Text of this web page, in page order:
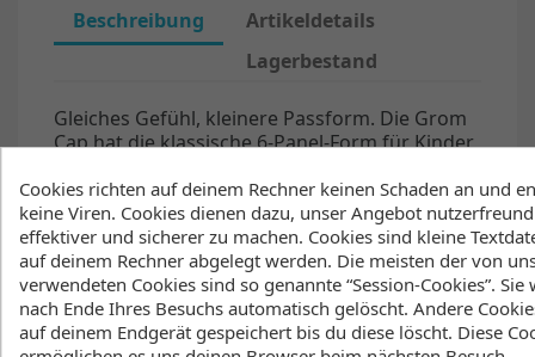
Beschreibung
Artikeldetails
Lagerbestand
Gleiches Gefühl, kleinere Passform. Die Grom
Cap hat die klassische 6-Panel-Form für Kinder,
verstellbaren Verschluss hinten.
Produktcode: 35108.260835
Specs
Features
Cookies richten auf deinem Rechner keinen Schaden an und
keine Viren. Cookies dienen dazu, unser Angebot
effektiver und sicherer zu machen. Cookies sind kleine
auf deinem Rechner abgelegt werden. Die meisten der von
verwendeten Cookies sind so genannte “Session-Cookies”. Sie
nach Ende Ihres Besuchs automatisch gelöscht. Andere
auf deinem Endgerät gespeichert bis du diese löscht. Diese